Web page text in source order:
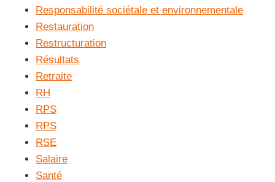
Responsabilité sociétale et environnementale
Restauration
Restructuration
Résultats
Retraite
RH
RPS
RPS
RSE
Salaire
Santé